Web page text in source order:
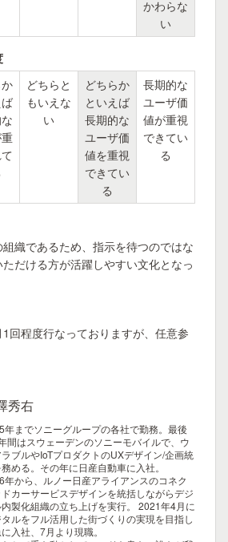
かわらな
い
どちらと
もいえな
い
どちらか
といえば
長期的な
ユーザ価
値を重視
できてい
る
長期的な
ユーザ価
値が重視
できてい
る
織であるため、指示を待つのではな
だける方が活躍しやすい文化となっ
回程度行なっておりますが、任意参
秀右
年までソニーグループの各社で勤務。最後
間はスウェーデンのソニーモバイルで、ウ
ラブルやIoTプロダクトのUXデザイン/企画統
める。その年に日産自動車に入社。
年から、ルノー日産アライアンスのコネク
カーサービスデザインを統括しながらデジ
製化組織の立ち上げを実行。 2021年4月に
ルをフル活用した街づくりの実現を目指し
入社、7月より現職。